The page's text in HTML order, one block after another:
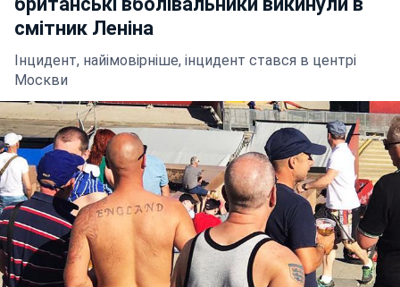
смітник Леніна
Інцидент, найімовірніше, інцидент стався в центрі
Москви